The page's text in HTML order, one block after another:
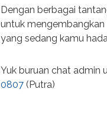
Dengan berbagai
untuk mengembangkan
yang sedang kamu
Yuk buruan chat admin
0807 (Putra)